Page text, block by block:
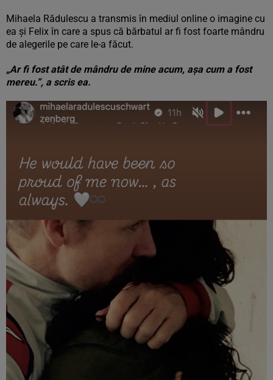
Mihaela Rădulescu a transmis în mediul online o imagine cu
ea și Felix în care a spus că bărbatul ar fi fost foarte mândru
de alegerile pe care le-a făcut.
„Ar fi fost atât de mândru de mine acum, așa cum a fost
mereu.”, a scris ea.